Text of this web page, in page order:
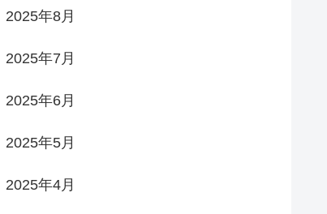
2025年8月
2025年7月
2025年6月
2025年5月
2025年4月